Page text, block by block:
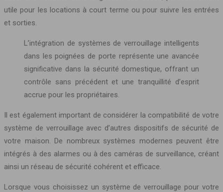
utile pour les locations à court terme ou pour suivre les entrées
et sorties.
L’intégration de systèmes de verrouillage intelligents
dans les poignées de porte représente une avancée
significative dans la sécurité domestique, offrant un
contrôle sans précédent et une tranquillité d’esprit
accrue pour les propriétaires.
Il est également important de considérer la compatibilité de votre
système de verrouillage avec d’autres dispositifs de sécurité de
votre maison. De nombreux systèmes modernes peuvent être
intégrés à des alarmes ou à des caméras de surveillance, créant
ainsi un réseau de sécurité cohérent et efficace.
Lorsque vous choisissez un système de verrouillage pour votre